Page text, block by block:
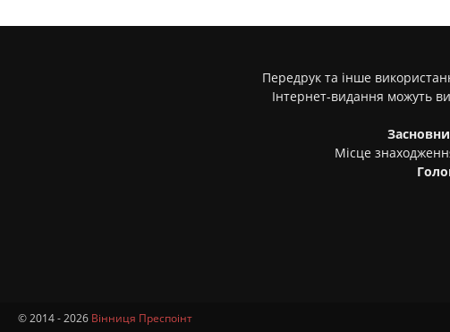
Передрук та інше
Інтернет-видання можуть
Місце
© 2014 - 2026 Вінниця Преспоінт